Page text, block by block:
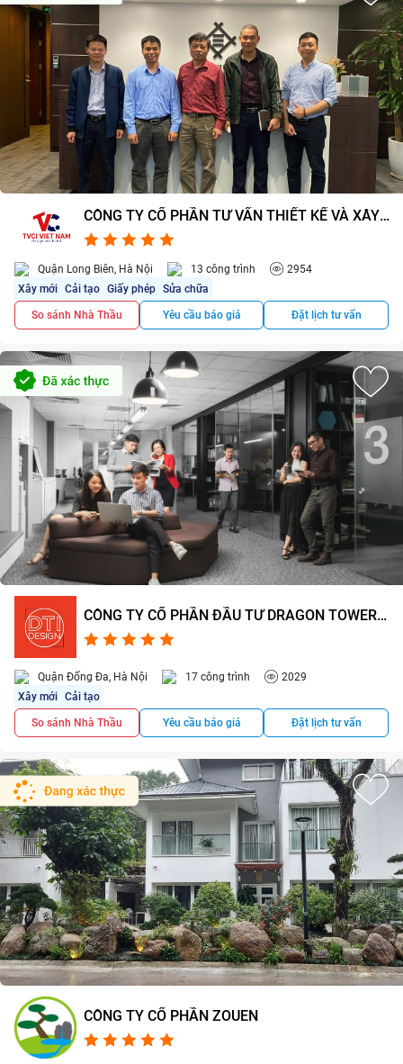
CÔNG TY CỔ PHẦN TƯ VẤN THIẾT KẾ VÀ XÂY
DỰNG TVCI VIỆT NAM
Quận Long Biên, Hà Nội 13 công trình
2954
Xây mới Cải tạo Giấy phép Sửa chữa
So sánh Nhà Thầu Yêu cầu báo giá Đặt lịch tư vấn
CÔNG TY CỔ PHẦN ĐẦU TƯ DRAGON TOWER
(DTI DESIGN)
Quận Đống Đa, Hà Nội 17 công trình
2029
Xây mới Cải tạo
So sánh Nhà Thầu Yêu cầu báo giá Đặt lịch tư vấn
CÔNG TY CỔ PHẦN ZOUEN